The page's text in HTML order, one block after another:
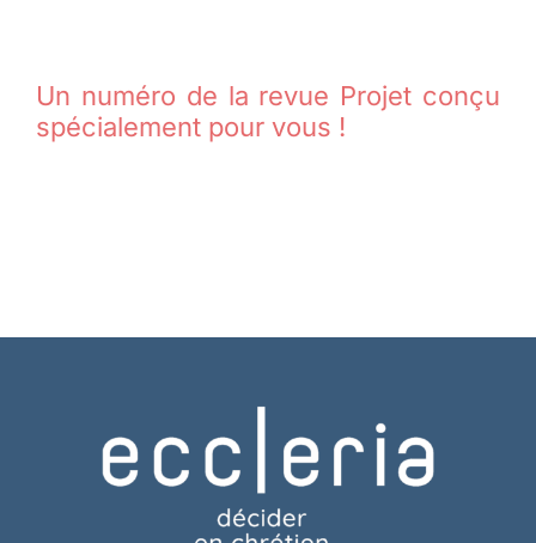
Un numéro de la revue Projet conçu
spécialement pour vous !